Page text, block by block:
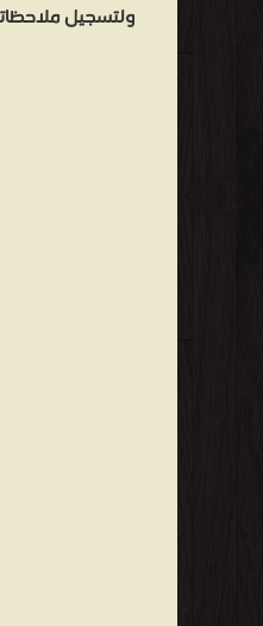
ولتسجيل